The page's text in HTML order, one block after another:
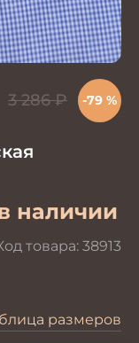
наличии
товара: 38913
3 286₽ -79 %
размеров